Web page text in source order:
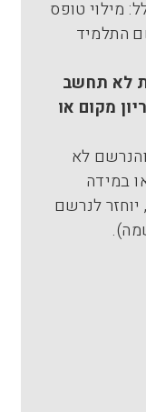
מילוי טופס
התלמיד
לא תחשב
מקום או
לא
במידה
לנרשם